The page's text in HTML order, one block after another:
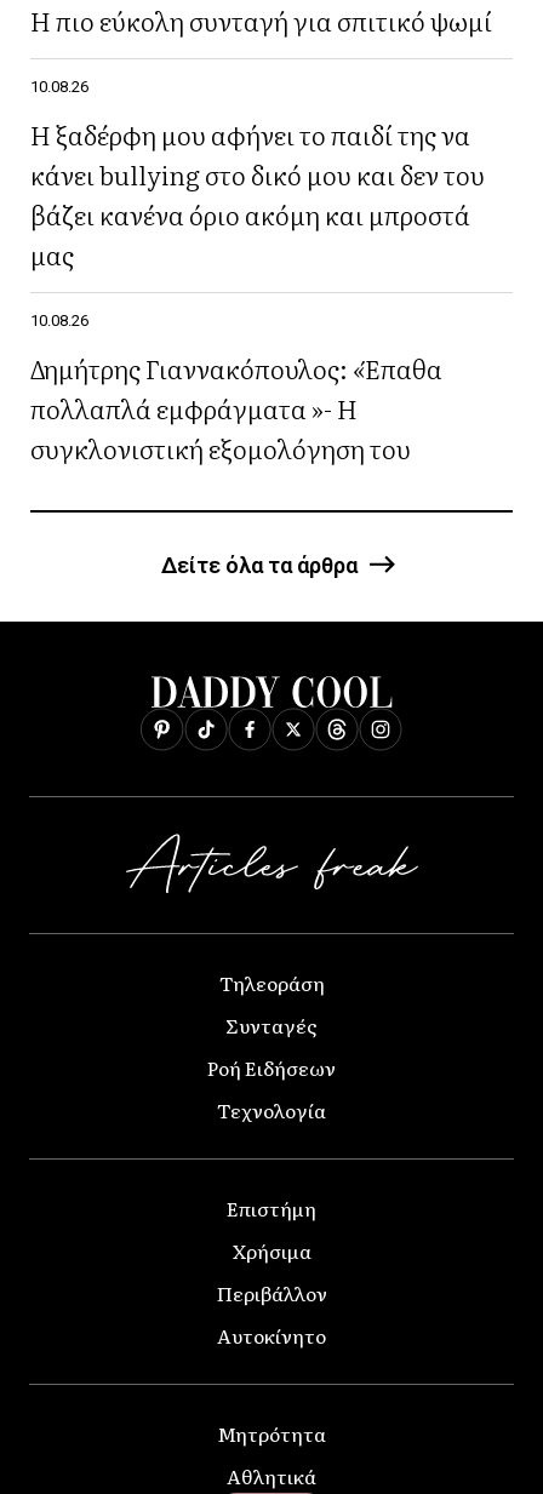
Η πιο εύκολη συνταγή για σπιτικό ψωμί
10.08.26
Η ξαδέρφη μου αφήνει το παιδί της να
κάνει bullying στο δικό μου και δεν του
βάζει κανένα όριο ακόμη και μπροστά
μας
10.08.26
Δημήτρης Γιαννακόπουλος: «Έπαθα
πολλαπλά εμφράγματα »- Η
συγκλονιστική εξομολόγηση του
Δείτε όλα τα άρθρα
Τηλεοράση
Συνταγές
Ροή Ειδήσεων
Τεχνολογία
Επιστήμη
Χρήσιμα
Περιβάλλον
Αυτοκίνητο
Μητρότητα
Αθλητικά